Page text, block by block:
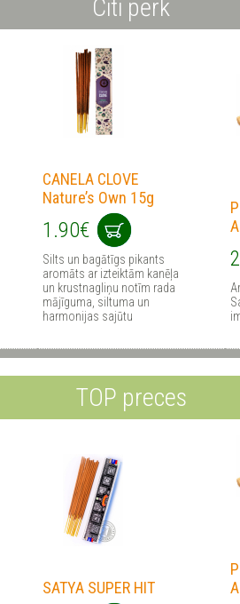
Citi pērk
CANELA CLOVE
Nature’s Own 15g
1.90€
Silts un bagātīgs pikants
aromāts ar izteiktām kanēļa
un krustnagliņu notīm rada
mājīguma, siltuma un
harmonijas sajūtu
TOP preces
SATYA SUPER HIT